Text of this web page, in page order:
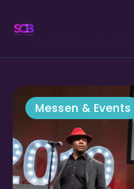
Skyline Club Band
Messen & Events